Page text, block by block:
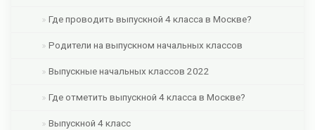
Где проводить выпускной 4 класса в Москве?
Родители на выпускном начальных классов
Выпускные начальных классов 2022
Где отметить выпускной 4 класса в Москве?
Выпускной 4 класс